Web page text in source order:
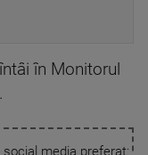
în Monitorul